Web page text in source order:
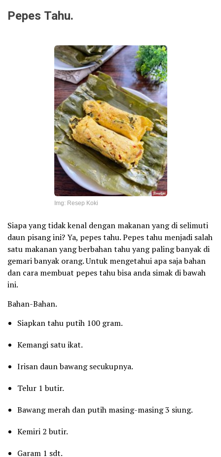
Pepes Tahu.
Img: Resep Koki
Siapa yang tidak kenal dengan makanan yang di selimuti
daun pisang ini? Ya, pepes tahu. Pepes tahu menjadi salah
satu makanan yang berbahan tahu yang paling banyak di
gemari banyak orang. Untuk mengetahui apa saja bahan
dan cara membuat pepes tahu bisa anda simak di bawah
ini.
Bahan-Bahan.
Siapkan tahu putih 100 gram.
Kemangi satu ikat.
Irisan daun bawang secukupnya.
Telur 1 butir.
Bawang merah dan putih masing-masing 3 siung.
Kemiri 2 butir.
Garam 1 sdt.